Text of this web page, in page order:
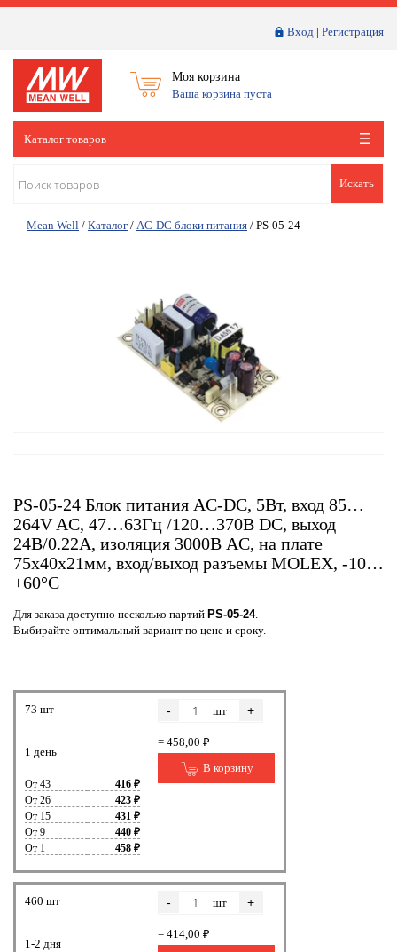
Вход | Регистрация
Моя корзина
Ваша корзина пуста
Каталог товаров
Искать
Mean Well / Каталог / AC-DC блоки питания / PS-05-24
PS-05-24 Блок питания AC-DC, 5Вт, вход 85…
264V AC, 47…63Гц /120…370В DC, выход
24В/0.22A, изоляция 3000В AC, на плате
75х40х21мм, вход/выход разъемы MOLEX, -10…
+60°С
Для заказа доступно несколько партий PS-05-24.
Выбирайте оптимальный вариант по цене и сроку.
73 шт
1 день
От 43
416 ₽
От 26
423 ₽
От 15
431 ₽
От 9
440 ₽
От 1
458 ₽
- шт +
= 458,00 ₽
В корзину
460 шт
1-2 дня
- шт +
= 414,00 ₽